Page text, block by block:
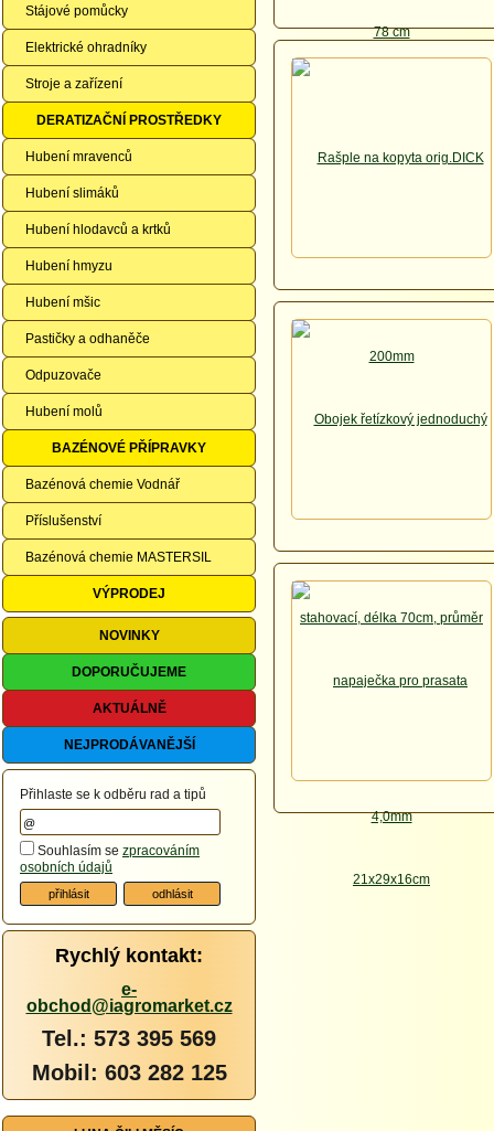
Stájové pomůcky
Elektrické ohradníky
Stroje a zařízení
DERATIZAČNÍ PROSTŘEDKY
Hubení mravenců
Hubení slimáků
Hubení hlodavců a krtků
Hubení hmyzu
Hubení mšic
Pastičky a odhaněče
Odpuzovače
Hubení molů
BAZÉNOVÉ PŘÍPRAVKY
Bazénová chemie Vodnář
Příslušenství
Bazénová chemie MASTERSIL
VÝPRODEJ
NOVINKY
DOPORUČUJEME
AKTUÁLNĚ
NEJPRODÁVANĚJŠÍ
Přihlaste se k odběru rad a tipů
Souhlasím se zpracováním
osobních údajů
Rychlý kontakt:
e-
obchod@iagromarket.cz
Tel.: 573 395 569
Mobil: 603 282 125